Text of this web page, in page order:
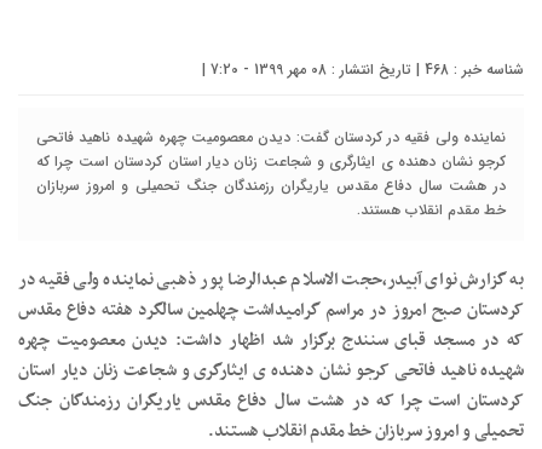
شناسه خبر : 468 | تاریخ انتشار : 08 مهر 1399 - 7:20 |
نماینده ولی فقیه در کردستان گفت: دیدن معصومیت چهره شهیده ناهید فاتحی
کرجو نشان دهنده ی ایثارگری و شجاعت زنان دیار استان کردستان است چرا که
در هشت سال دفاع مقدس ياريگران رزمندگان جنگ تحميلی و امروز سربازان
خط مقدم انقلاب هستند.
به گزارش نوای آبیدر،حجت الاسلام عبدالرضا پور ذهبی نماینده ولی فقیه در
کردستان صبح امروز در مراسم گرامیداشت چهلمین سالگرد هفته دفاع مقدس
که در مسجد قبای سنندج برگزار شد اظهار داشت: دیدن معصومیت چهره
شهیده ناهید فاتحی کرجو نشان دهنده ی ایثارگری و شجاعت زنان دیار استان
کردستان است چرا که در هشت سال دفاع مقدس ياريگران رزمندگان جنگ
تحميلی و امروز سربازان خط مقدم انقلاب هستند.